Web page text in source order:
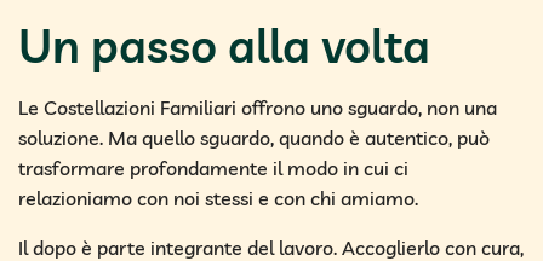
Un passo alla volta
Le Costellazioni Familiari offrono uno sguardo, non una
soluzione. Ma quello sguardo, quando è autentico, può
trasformare profondamente il modo in cui ci
relazioniamo con noi stessi e con chi amiamo.
Il dopo è parte integrante del lavoro. Accoglierlo con cura,